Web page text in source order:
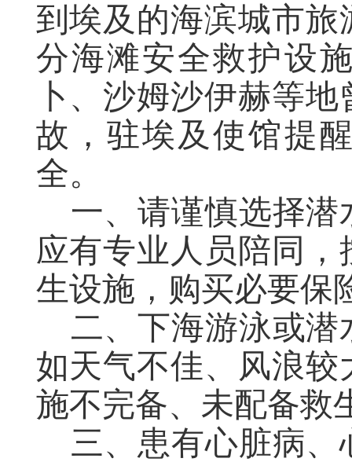
到埃及的海滨城市
分海滩安全救护设
卜、沙姆沙伊赫等
故， 驻埃及使馆提
全。
一、请谨慎选择
应有专业人员陪同
生设施， 购买必要保
二、下海游泳或
如天气不佳、风浪较
施不完备、未配备救
三、 患有心脏病、